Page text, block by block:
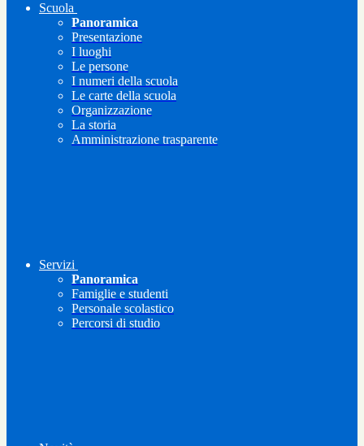
Scuola
Panoramica
Presentazione
I luoghi
Le persone
I numeri della scuola
Le carte della scuola
Organizzazione
La storia
Amministrazione trasparente
Servizi
Panoramica
Famiglie e studenti
Personale scolastico
Percorsi di studio